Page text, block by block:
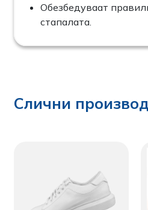
Обезбедуваат
стапалата.
Слични